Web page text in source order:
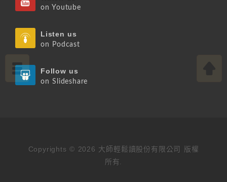
on Youtube
Listen us
on Podcast
Follow us
on Slideshare
Copyrights © 2026 大師輕鬆讀股份有限公司 版權
所有.